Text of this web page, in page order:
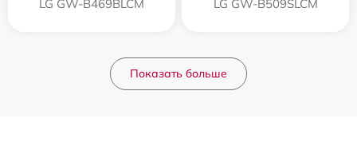
LG GW-B469BLCM LG GW-B509SLCM
Показать больше